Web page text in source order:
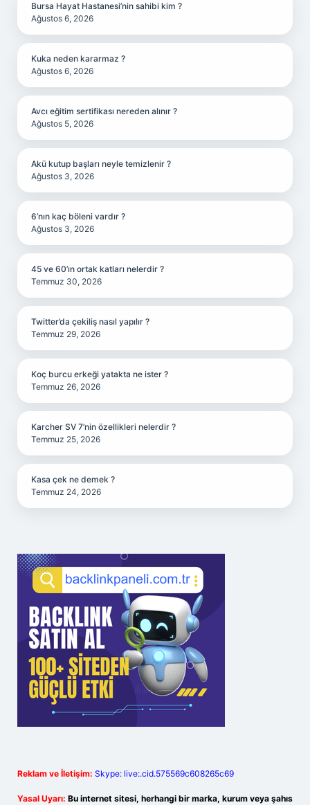
Bursa Hayat Hastanesi’nin sahibi kim ?
Ağustos 6, 2026
Kuka neden kararmaz ?
Ağustos 6, 2026
Avcı eğitim sertifikası nereden alınır ?
Ağustos 5, 2026
Akü kutup başları neyle temizlenir ?
Ağustos 3, 2026
6’nın kaç böleni vardır ?
Ağustos 3, 2026
45 ve 60’ın ortak katları nelerdir ?
Temmuz 30, 2026
Twitter’da çekiliş nasıl yapılır ?
Temmuz 29, 2026
Koç burcu erkeği yatakta ne ister ?
Temmuz 26, 2026
Karcher SV 7’nin özellikleri nelerdir ?
Temmuz 25, 2026
Kasa çek ne demek ?
Temmuz 24, 2026
Reklam ve İletişim: Skype: live:.cid.575569c608265c69
Yasal Uyarı: Bu internet sitesi, herhangi bir marka, kurum veya şahıs